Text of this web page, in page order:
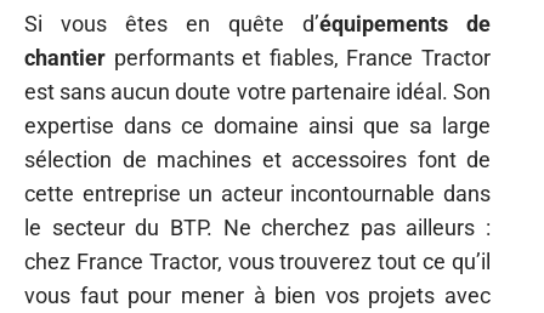
Si vous êtes en quête d’équipements de
chantier performants et fiables, France Tractor
est sans aucun doute votre partenaire idéal. Son
expertise dans ce domaine ainsi que sa large
sélection de machines et accessoires font de
cette entreprise un acteur incontournable dans
le secteur du BTP. Ne cherchez pas ailleurs :
chez France Tractor, vous trouverez tout ce qu’il
vous faut pour mener à bien vos projets avec